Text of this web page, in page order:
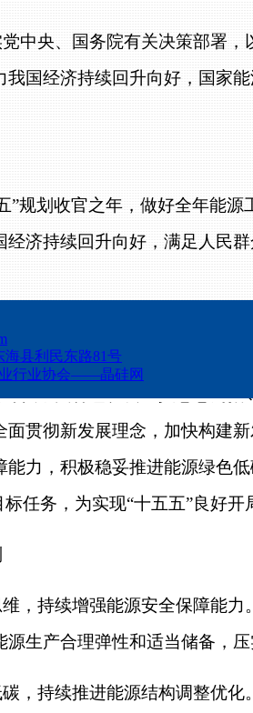
中央、国务院有关决策部署
我国经济持续回升向好，国家
”规划收官之年，做好全年能
经济持续回升向好，满足人民
代中国特色社会主义思想为
面贯彻新发展理念，加快构建
能力，积极稳妥推进能源绿色
标任务，为实现“十五五”良好
，持续增强能源安全保障能
源生产合理弹性和适当储备，
，持续推进能源结构调整优
县利民东路81号
行业协会——晶硅网